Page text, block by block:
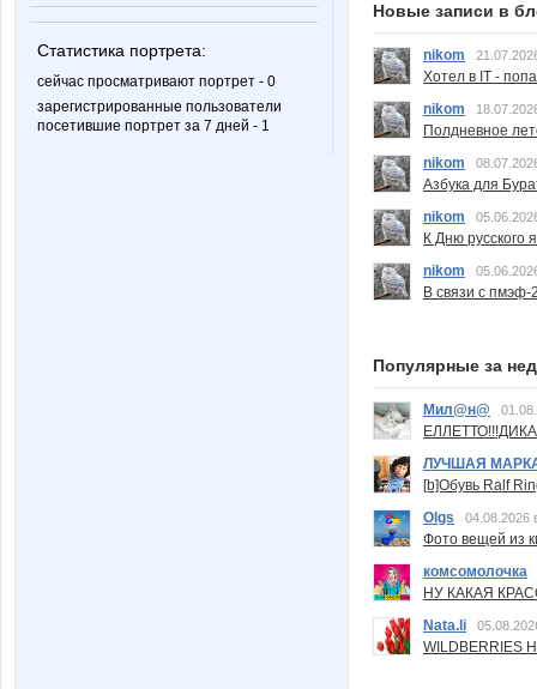
Статистика портрета:
сейчас просматривают портрет - 0
зарегистрированные пользователи
посетившие портрет за 7 дней - 1
Новые записи в
nikom
Хотел в IT -
nikom
Полдневное
nikom
Азбука для
nikom
К Дню русского
nikom
В связи с пмэф-
Популярные за
Мил@н@
ЛУЧШАЯ
[b]Обувь Ralf
Olgs
04.08.2026
Фото вещей из
комсомолочка
НУ КАКАЯ
Nata.li